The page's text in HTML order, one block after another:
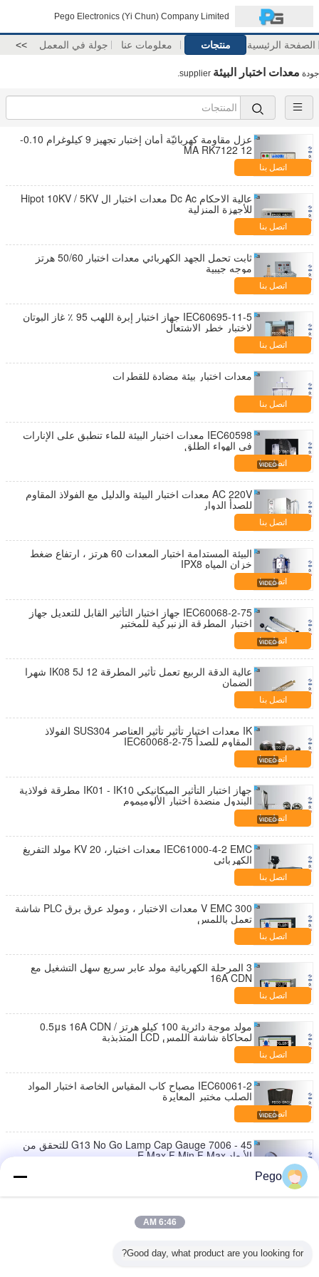
Pego Electronics (Yi Chun) Company Limited
الصفحة الرئيسية منتجات معلومات عنا جولة في المعمل >>
جودة معدات اختبار البيئة
عزل مقاومة كهربائيّة أمان إختبار تجهيز 9 كيلوغرام 0.10-
12 MA RK7122
اتصل بنا
عالية الاحكام Dc Ac معدات اختبار ال Hipot 10KV / 5KV
للأجهزة المنزلية
اتصل بنا
ثابت تحمل الجهد الكهربائي معدات اختبار 50/60 هرتز
موجه جيبية
اتصل بنا
IEC60695-11-5 جهاز اختبار إبرة اللهب 95 ٪ غاز البوتان
لاختبار خطر الاشتعال
اتصل بنا
معدات اختبار بيئة مضادة للقطرات
اتصل بنا
IEC60598 معدات اختبار البيئة للماء تنطبق على الإنارات
في الهواء الطلق
اتصل بنا
AC 220V معدات اختبار البيئة والدليل مع الفولاذ المقاوم
للصدأ الدوار
اتصل بنا
البيئة المستدامة اختبار المعدات 60 هرتز ، ارتفاع ضغط
خزان المياه IPX8
اتصل بنا
IEC60068-2-75 جهاز اختبار التأثير القابل للتعديل جهاز
اختبار المطرقة الزنبركية للمختبر
اتصل بنا
عالية الدقة الربيع تعمل تأثير المطرقة IK08 5J 12 شهرا
الضمان
اتصل بنا
IK معدات اختبار تأثير تأثير العناصر SUS304 الفولاذ
المقاوم للصدأ IEC60068-2-75
اتصل بنا
جهاز اختبار التأثير الميكانيكي IK01 - IK10 مطرقة فولاذية
البندول منضدة اختبار الألوميموم
اتصل بنا
IEC61000-4-2 EMC معدات اختبار، 20 KV مولد التفريغ
الكهربائي
اتصل بنا
300 V EMC معدات الاختبار ، ومولد عرق برق PLC شاشة
تعمل باللمس
اتصل بنا
3 المرحلة الكهربائية مولد عابر سريع سهل التشغيل مع
16A CDN
اتصل بنا
مولد موجة دائرية 100 كيلو هرتز / 0.5μs 16A CDN
لمحاكاة شاشة اللمس LCD المتذبذبة
اتصل بنا
IEC60061-2 مصباح كاب المقياس الخاصة اختبار المواد
الصلب مختبر المعايرة
اتصل بنا
G13 No Go Lamp Cap Gauge 7006 - 45 للتحقق من
الأبعاد E Max F Min F Max
اتصل بنا
ارتفاع كثافة مصباح الذهاب لا يذهب دبوس قياس تنطبق
Pego
6:46 AM
Good day, what product are you looking for?